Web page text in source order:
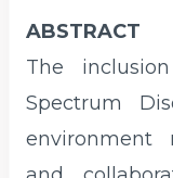
ABSTRACT
The
Spectrum
environment